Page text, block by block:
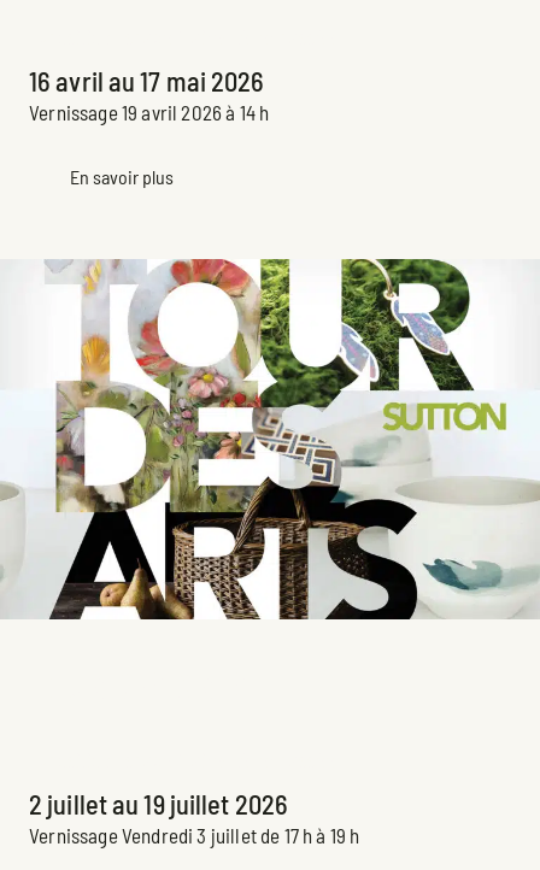
16 avril au 17 mai 2026
Vernissage 19 avril 2026 à 14 h
En savoir plus
2 juillet au 19 juillet 2026
Vernissage Vendredi 3 juillet de 17 h à 19 h